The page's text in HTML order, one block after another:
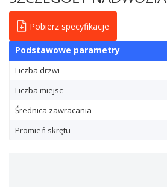
Pobierz specyfikacje
Podstawowe parametry
Liczba drzwi
Liczba miejsc
Średnica zawracania
Promień skrętu